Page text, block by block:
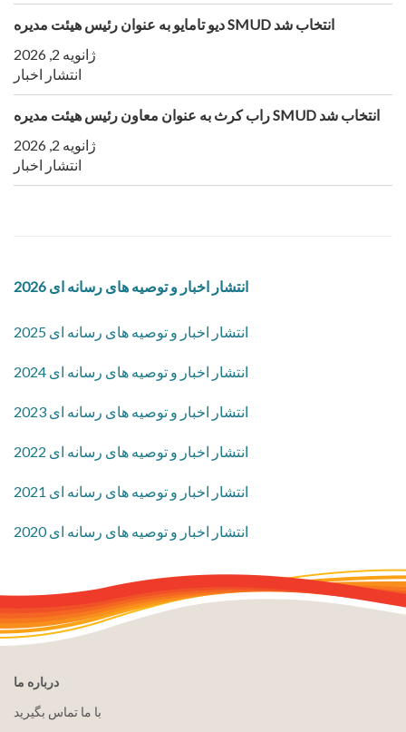
دیو تامایو به عنوان رئیس هیئت مدیره SMUD انتخاب شد
ژانویه 2, 2026
انتشار اخبار
راب کرث به عنوان معاون رئیس هیئت مدیره SMUD انتخاب شد
ژانویه 2, 2026
انتشار اخبار
2026 انتشار اخبار و توصیه های رسانه ای
2025 انتشار اخبار و توصیه های رسانه ای
2024 انتشار اخبار و توصیه های رسانه ای
2023 انتشار اخبار و توصیه های رسانه ای
2022 انتشار اخبار و توصیه های رسانه ای
2021 انتشار اخبار و توصیه های رسانه ای
2020 انتشار اخبار و توصیه های رسانه ای
درباره ما
با ما تماس بگیرید